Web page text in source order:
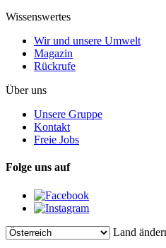
Wissenswertes
Wir und unsere Umwelt
Magazin
Rückrufe
Über uns
Unsere Gruppe
Kontakt
Freie Jobs
Folge uns auf
Land